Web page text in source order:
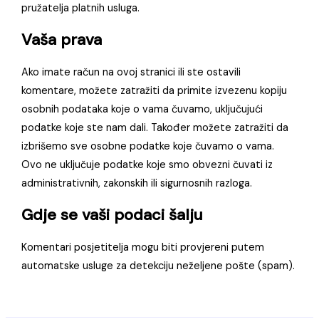
pružatelja platnih usluga.
Vaša prava
Ako imate račun na ovoj stranici ili ste ostavili
komentare, možete zatražiti da primite izvezenu kopiju
osobnih podataka koje o vama čuvamo, uključujući
podatke koje ste nam dali. Također možete zatražiti da
izbrišemo sve osobne podatke koje čuvamo o vama.
Ovo ne uključuje podatke koje smo obvezni čuvati iz
administrativnih, zakonskih ili sigurnosnih razloga.
Gdje se vaši podaci šalju
Komentari posjetitelja mogu biti provjereni putem
automatske usluge za detekciju neželjene pošte (spam).